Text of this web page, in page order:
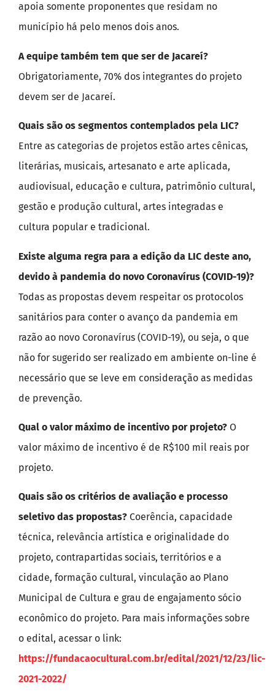
apoia somente proponentes que residam no
município há pelo menos dois anos.
A equipe também tem que ser de Jacareí?
Obrigatoriamente, 70% dos integrantes do projeto
devem ser de Jacareí.
Quais são os segmentos contemplados pela LIC?
Entre as categorias de projetos estão artes cênicas,
literárias, musicais, artesanato e arte aplicada,
audiovisual, educação e cultura, patrimônio cultural,
gestão e produção cultural, artes integradas e
cultura popular e tradicional.
Existe alguma regra para a edição da LIC deste ano,
devido à pandemia do novo Coronavírus (COVID-19)?
Todas as propostas devem respeitar os protocolos
sanitários para conter o avanço da pandemia em
razão ao novo Coronavírus (COVID-19), ou seja, o que
não for sugerido ser realizado em ambiente on-line é
necessário que se leve em consideração as medidas
de prevenção.
Qual o valor máximo de incentivo por projeto? O
valor máximo de incentivo é de R$100 mil reais por
projeto.
Quais são os critérios de avaliação e processo
seletivo das propostas? Coerência, capacidade
técnica, relevância artística e originalidade do
projeto, contrapartidas sociais, territórios e a
cidade, formação cultural, vinculação ao Plano
Municipal de Cultura e grau de engajamento sócio
econômico do projeto. Para mais informações sobre
o edital, acessar o link:
https://fundacaocultural.com.br/edital/2021/12/23/lic-
2021-2022/